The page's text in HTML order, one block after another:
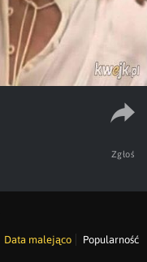
Zgłoś
Data malejąco Popularność